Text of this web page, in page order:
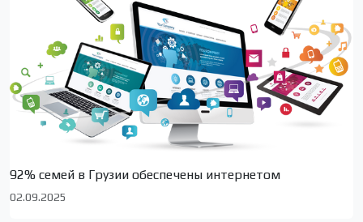
92% семей в Грузии обеспечены интернетом
02.09.2025